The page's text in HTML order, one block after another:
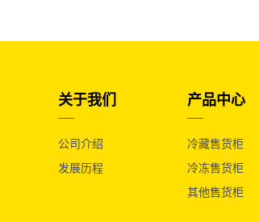
关于我们
公司介绍
发展历程
产品中心
冷藏售货柜
冷冻售货柜
其他售货柜